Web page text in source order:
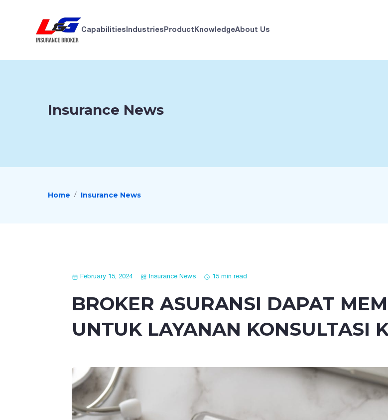
Capabilities Industries Product KnowledgeAbout Us
Insurance News
Home Insurance News
February 15, 2024 Insurance News 15 min read
BROKER ASURANSI DAPAT
UNTUK LAYANAN KONSULTASI